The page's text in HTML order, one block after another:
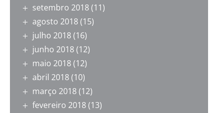
setembro 2018(11)
agosto 2018(15)
julho 2018(16)
junho 2018(12)
maio 2018(12)
abril 2018(10)
março 2018(12)
fevereiro 2018(13)